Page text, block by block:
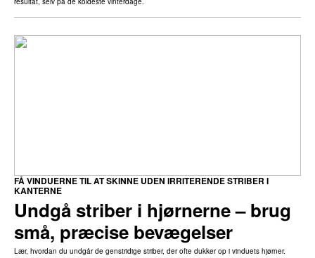
Undgå striber i hjørnerne – brug
små, præcise bevægelser
FÅ VINDUERNE TIL AT SKINNE UDEN IRRITERENDE STRIBER I
KANTERNE
Lær, hvordan du undgår de genstridige striber, der ofte dukker op i vinduets hjørner.